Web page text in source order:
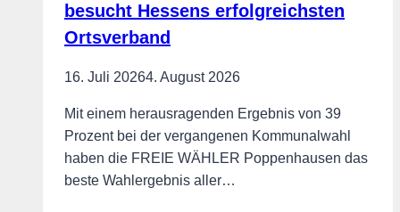
besucht Hessens erfolgreichsten
Ortsverband
16. Juli 20264. August 2026
Mit einem herausragenden Ergebnis von 39
Prozent bei der vergangenen Kommunalwahl
haben die FREIE WÄHLER Poppenhausen das
beste Wahlergebnis aller…